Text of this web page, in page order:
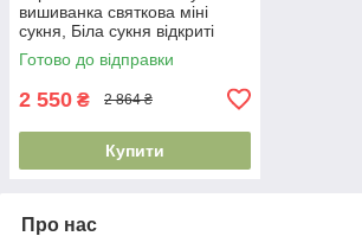
вишиванка святкова міні
сукня, Біла сукня відкриті
плечі
Готово до відправки
2 550 ₴ 2 864 ₴
Купити
Про нас